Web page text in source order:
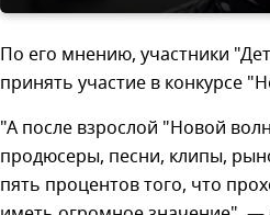
По его мнению, участники
принять участие в конкурсе
"А после взрослой "Новой
продюсеры, песни, клипы,
пять процентов того, что